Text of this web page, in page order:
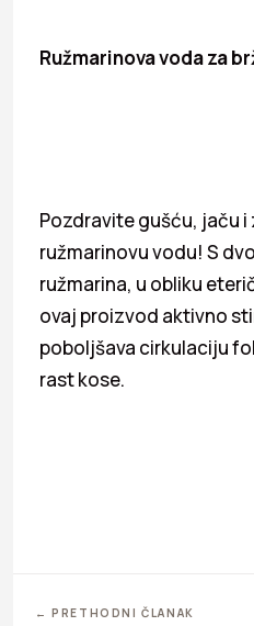
Ružmarinova voda za
Pozdravite gušću, jaču i
ružmarinovu vodu! S
ružmarina, u obliku
ovaj proizvod aktivno
poboljšava cirkulaciju
rast kose.
← PRETHODNI ČLANAK